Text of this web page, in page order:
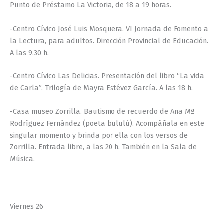
Punto de Préstamo La Victoria, de 18 a 19 horas.
-Centro Cívico José Luis Mosquera. VI Jornada de Fomento a
la Lectura, para adultos. Dirección Provincial de Educación.
A las 9.30 h.
-Centro Cívico Las Delicias. Presentación del libro “La vida
de Carla”. Trilogía de Mayra Estévez García. A las 18 h.
-Casa museo Zorrilla. Bautismo de recuerdo de Ana Mª
Rodríguez Fernández (poeta bululú). Acompáñala en este
singular momento y brinda por ella con los versos de
Zorrilla. Entrada libre, a las 20 h. También en la Sala de
Música.
Viernes 26